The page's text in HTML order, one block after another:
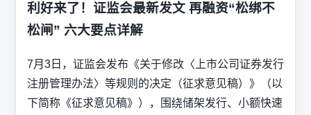
利好来了！证监会最新发文 再融资“松绑不
松闸” 六大要点详解
7月3日，证监会发布《关于修改〈上市公司证券发行
注册管理办法〉等规则的决定（征求意见稿）》（以
下简称《征求意见稿》），围绕储架发行、小额快速